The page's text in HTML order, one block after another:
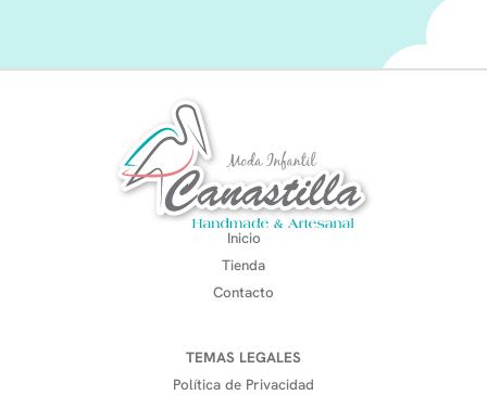
Inicio
Tienda
Contacto
TEMAS LEGALES
Política de Privacidad